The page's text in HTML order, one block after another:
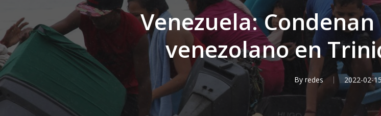
Venezuela:
venezolano en
By redes 2022-02-15